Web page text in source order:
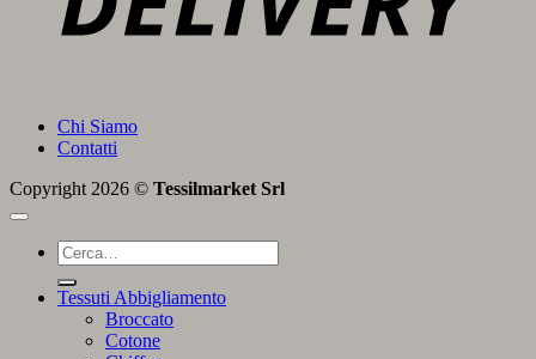
Chi Siamo
Contatti
Copyright 2026 © Tessilmarket Srl
Cerca:
Tessuti Abbigliamento
Broccato
Cotone